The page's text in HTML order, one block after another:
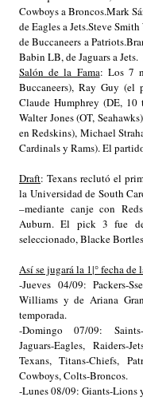
Cowboys a Broncos.Mark
de Eagles a Jets.Steve Smith
de Buccaneers a Patriots.
Babin LB, de Jaguars a Jets.
Salón de la Fama: Los 7
Buccaneers), Ray Guy (el
Claude Humphrey (DE, 10
Walter Jones (OT,
en Redskins), Michael
Cardinals y Rams). El
Draft: Texans reclutó el
la Universidad de South
–mediante canje con
Auburn. El pick 3 fue
seleccionado, Blacke
Así se jugará la 1|° fecha de
-Jueves 04/09: Packers-
Williams y de Ariana
temporada.
-Domingo 07/09: Saints-
Jaguars-Eagles, Raiders-
Texans, Titans-Chiefs,
Cowboys, Colts-Broncos.
-Lunes 08/09: Giants-Lions